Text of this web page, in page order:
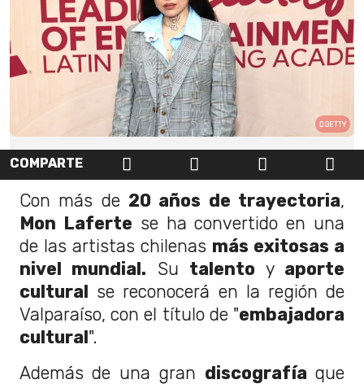
GETTY
COMPARTE
Con más de 20 años de trayectoria,
Mon Laferte se ha convertido en una
de las artistas chilenas más exitosas a
nivel mundial. Su talento y aporte
cultural se reconocerá en la región de
Valparaíso, con el título de "embajadora
cultural".
Además de una gran discografía que